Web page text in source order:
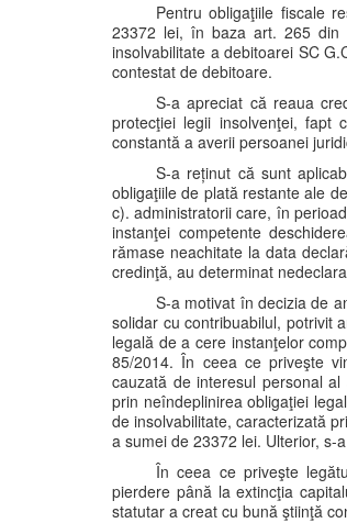
Pentru obligaţiile fiscale
23372 lei, în baza art. 265 din
insolvabilitate a debitoarei SC
contestat de debitoare.
S-a apreciat că reaua
protecţiei legii insolvenţei, fapt
constantă a averii persoanei
S-a reținut că sunt
obligaţiile de plată restante ale
c). administratorii care, în
instanţei competente
rămase neachitate la data
credinţă, au determinat
S-a motivat în decizia de
solidar cu contribuabilul, potrivit
legală de a cere instanţelor
85/2014. În ceea ce priveşte
cauzată de interesul personal
prin neîndeplinirea obligaţiei
de insolvabilitate, caracterizată
a sumei de 23372 lei. Ulterior, s-
În ceea ce priveşte
pierdere până la extincţia
statutar a creat cu bună ştiinţă